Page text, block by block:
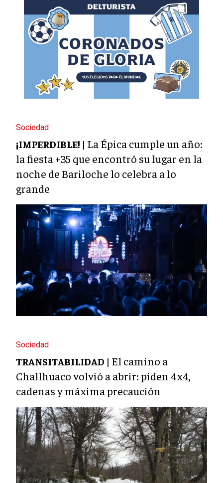
Sociedad
¡IMPERDIBLE! | La Épica cumple un año:
la fiesta +35 que encontró su lugar en la
noche de Bariloche lo celebra a lo
grande
Sociedad
TRANSITABILIDAD | El camino a
Challhuaco volvió a abrir: piden 4x4,
cadenas y máxima precaución